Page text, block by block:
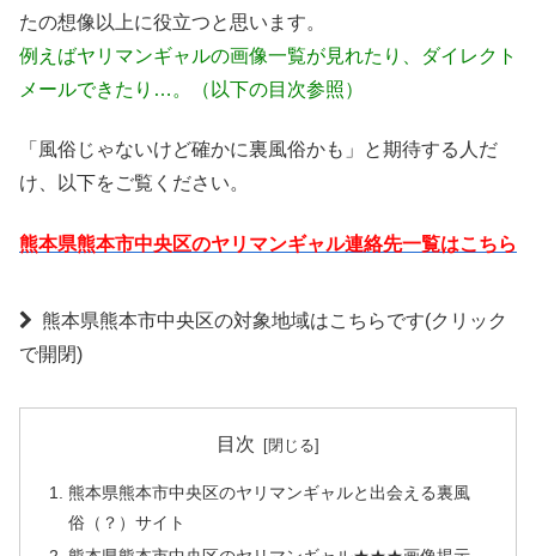
たの想像以上に役立つと思います。
例えばヤリマンギャルの画像一覧が見れたり、ダイレクト
メールできたり…。（以下の目次参照）
「風俗じゃないけど確かに裏風俗かも」と期待する人だ
け、以下をご覧ください。
熊本県熊本市中央区のヤリマンギャル連絡先一覧はこちら
熊本県熊本市中央区の対象地域はこちらです(クリック
で開閉)
目次
熊本県熊本市中央区のヤリマンギャルと出会える裏風
俗（？）サイト